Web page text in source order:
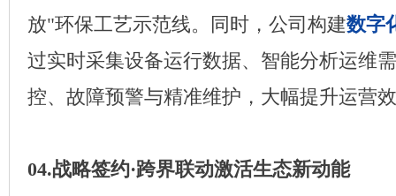
放"环保工艺示范线。同时，公司构建数字
过实时采集设备运行数据、智能分析运维
控、故障预警与精准维护，大幅提升运营
04.战略签约·跨界联动激活生态新动能